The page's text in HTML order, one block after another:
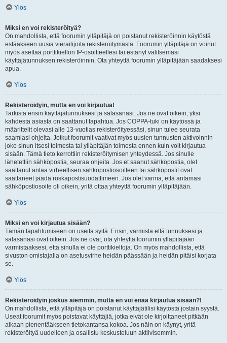
Ylös
Miksi en voi rekisteröityä?
On mahdollista, että foorumin ylläpitäjä on poistanut rekisteröinnin käytöstä
estääkseen uusia vierailijoita rekisteröitymästä. Foorumin ylläpitäjä on voinut
myös asettaa porttikiellon IP-osoitteellesi tai estänyt valitsemasi
käyttäjätunnuksen rekisteröinnin. Ota yhteyttä foorumin ylläpitäjään saadaksesi
apua.
Ylös
Rekisteröidyin, mutta en voi kirjautua!
Tarkista ensin käyttäjätunnuksesi ja salasanasi. Jos ne ovat oikein, yksi
kahdesta asiasta on saattanut tapahtua. Jos COPPA-tuki on käytössä ja
määrittelit olevasi alle 13-vuotias rekisteröityessäsi, sinun tulee seurata
saamiasi ohjeita. Jotkut foorumit vaativat myös uusien tunnusten aktivoinnin
joko sinun itsesi toimesta tai ylläpitäjän toimesta ennen kuin voit kirjautua
sisään. Tämä tieto kerrottiin rekisteröitymisen yhteydessä. Jos sinulle
lähetettiin sähköpostia, seuraa ohjeita. Jos et saanut sähköpostia, olet
saattanut antaa virheellisen sähköpostiosoitteen tai sähköpostit ovat
saattaneet jäädä roskapostisuodattimeen. Jos olet varma, että antamasi
sähköpostiosoite oli oikein, yritä ottaa yhteyttä foorumin ylläpitäjään.
Ylös
Miksi en voi kirjautua sisään?
Tämän tapahtumiseen on useita syitä. Ensin, varmista että tunnuksesi ja
salasanasi ovat oikein. Jos ne ovat, ota yhteyttä foorumin ylläpitäjään
varmistaaksesi, että sinulla ei ole porttikieltoja. On myös mahdollista, että
sivuston omistajalla on asetusvirhe heidän päässään ja heidän pitäisi korjata
se.
Ylös
Rekisteröidyin joskus aiemmin, mutta en voi enää kirjautua sisään?!
On mahdollista, että ylläpitäjä on poistanut käyttäjätilisi käytöstä jostain syystä.
Useat foorumit myös poistavat käyttäjiä, jotka eivät ole kirjoittaneet pitkään
aikaan pienentääkseen tietokantansa kokoa. Jos näin on käynyt, yritä
rekisteröityä uudelleen ja osallistu keskusteluun aktiivisemmin.